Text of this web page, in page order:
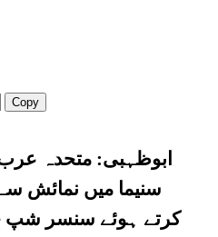
Copy
ابوظہبی: متحدہ
سنیما میں نمائش
کرتے ہوئے سنسر شپ